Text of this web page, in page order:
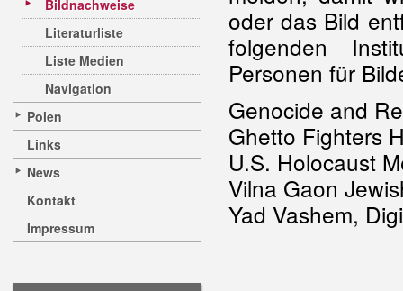
Bildnachweise
Literaturliste
Liste Medien
Navigation
Polen
Links
News
Kontakt
Impressum
oder das Bild
folgenden
Personen für
Genocide and
Ghetto Fighters
U.S. Holocaust
Vilna Gaon
Yad Vashem,